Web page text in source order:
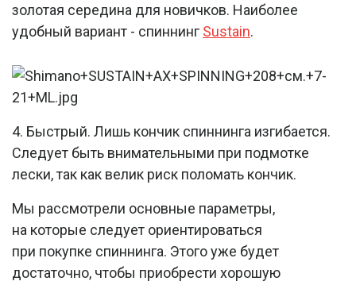
золотая середина для новичков. Наиболее
удобный вариант - спиннинг Sustain.
4. Быстрый. Лишь кончик спиннинга изгибается.
Следует быть внимательными при подмотке
лески, так как велик риск поломать кончик.
Мы рассмотрели основные параметры,
на которые следует ориентироваться
при покупке спиннинга. Этого уже будет
достаточно, чтобы приобрести хорошую